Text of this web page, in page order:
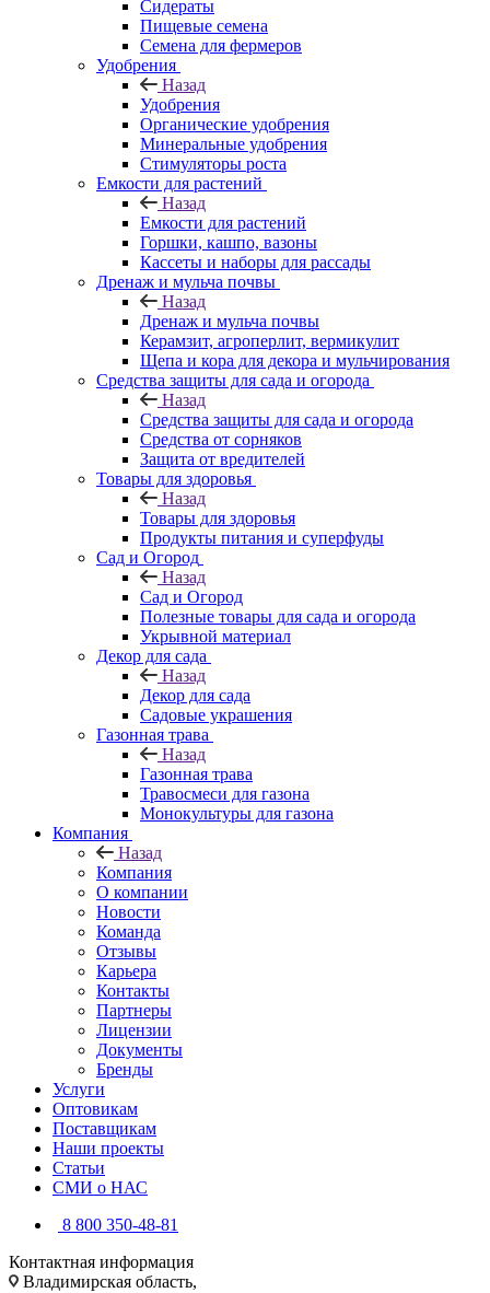
Сидераты
Пищевые семена
Семена для фермеров
Удобрения
Назад
Удобрения
Органические удобрения
Минеральные удобрения
Стимуляторы роста
Емкости для растений
Назад
Емкости для растений
Горшки, кашпо, вазоны
Кассеты и наборы для рассады
Дренаж и мульча почвы
Назад
Дренаж и мульча почвы
Керамзит, агроперлит, вермикулит
Щепа и кора для декора и мульчирования
Средства защиты для сада и огорода
Назад
Средства защиты для сада и огорода
Средства от сорняков
Защита от вредителей
Товары для здоровья
Назад
Товары для здоровья
Продукты питания и суперфуды
Сад и Огород
Назад
Сад и Огород
Полезные товары для сада и огорода
Укрывной материал
Декор для сада
Назад
Декор для сада
Садовые украшения
Газонная трава
Назад
Газонная трава
Травосмеси для газона
Монокультуры для газона
Компания
Назад
Компания
О компании
Новости
Команда
Отзывы
Карьера
Контакты
Партнеры
Лицензии
Документы
Бренды
Услуги
Оптовикам
Поставщикам
Наши проекты
Статьи
СМИ о НАС
8 800 350-48-81
Контактная информация
Владимирская область,